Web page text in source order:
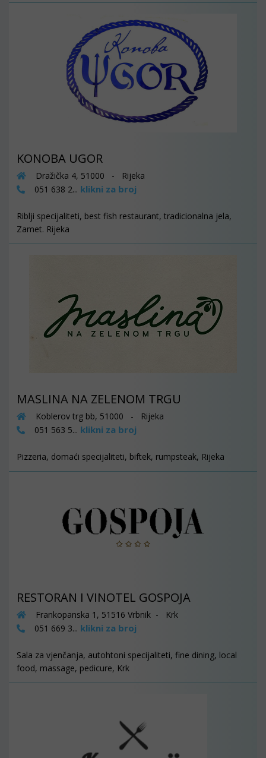
KONOBA UGOR
Dražička 4, 51000 - Rijeka
051 638 2... klikni za broj
Riblji specijaliteti, best fish restaurant, tradicionalna jela,
Zamet. Rijeka
MASLINA NA ZELENOM TRGU
Koblerov trg bb, 51000 - Rijeka
051 563 5... klikni za broj
Pizzeria, domaći specijaliteti, biftek, rumpsteak, Rijeka
RESTORAN I VINOTEL GOSPOJA
Frankopanska 1, 51516 Vrbnik - Krk
051 669 3... klikni za broj
Sala za vjenčanja, autohtoni specijaliteti, fine dining, local
food, massage, pedicure, Krk